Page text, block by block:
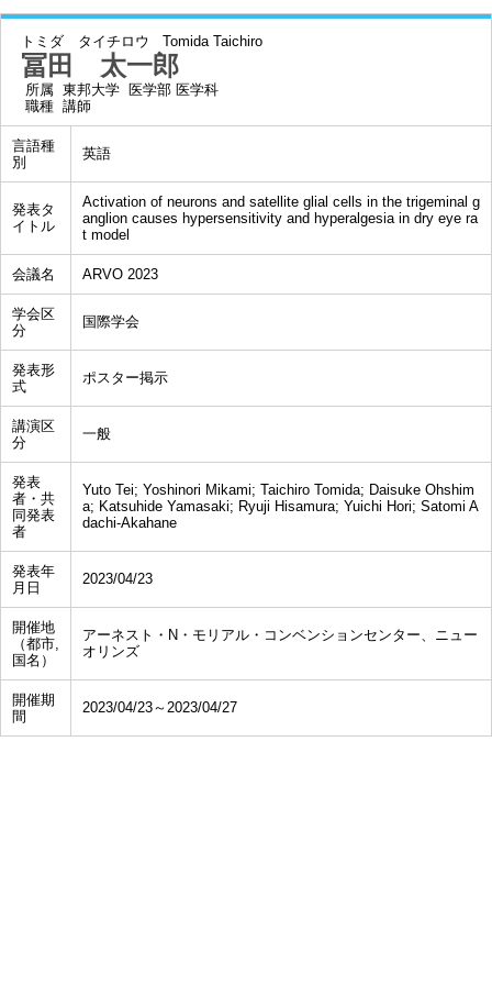
トミダ タイチロウ Tomida Taichiro
冨田 太一郎
所属 東邦大学 医学部 医学科
職種 講師
言語種
別
英語
発表タ
イトル
Activation of neurons and satellite glial cells in the trigeminal g
anglion causes hypersensitivity and hyperalgesia in dry eye ra
t model
会議名 ARVO 2023
学会区
分
国際学会
発表形
式
ポスター掲示
講演区
分
一般
発表
者・共
同発表
者
Yuto Tei; Yoshinori Mikami; Taichiro Tomida; Daisuke Ohshim
a; Katsuhide Yamasaki; Ryuji Hisamura; Yuichi Hori; Satomi A
dachi-Akahane
発表年
月日
2023/04/23
開催地
（都市,
国名）
アーネスト・N・モリアル・コンベンションセンター、ニュー
オリンズ
開催期
間
2023/04/23～2023/04/27